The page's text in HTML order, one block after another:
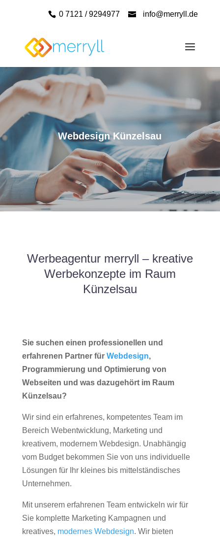
0 7121 / 9294977 info@merryll.de
Webdesign Künzelsau
Werbeagentur merryll – kreative
Werbekonzepte im Raum
Künzelsau
Sie suchen einen professionellen und
erfahrenen Partner für Webdesign,
Programmierung und Optimierung von
Webseiten und was dazugehört im Raum
Künzelsau?
Wir sind ein erfahrenes, kompetentes Team im
Bereich Webentwicklung, Marketing und
kreativem, modernem Webdesign. Unabhängig
vom Budget bekommen Sie von uns individuelle
Lösungen für Ihr kleines bis mittelständisches
Unternehmen.
Mit unserem erfahrenen Team entwickeln wir für
Sie komplette Marketing Kampagnen und
kreatives, modernes Webdesign. Wir bieten